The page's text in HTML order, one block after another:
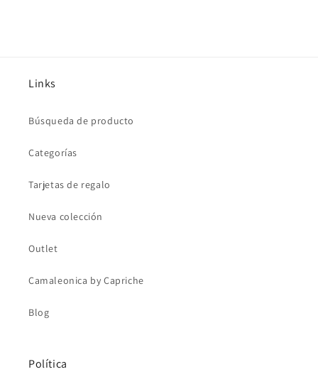
Links
Búsqueda de producto
Categorías
Tarjetas de regalo
Nueva colección
Outlet
Camaleonica by Capriche
Blog
Política